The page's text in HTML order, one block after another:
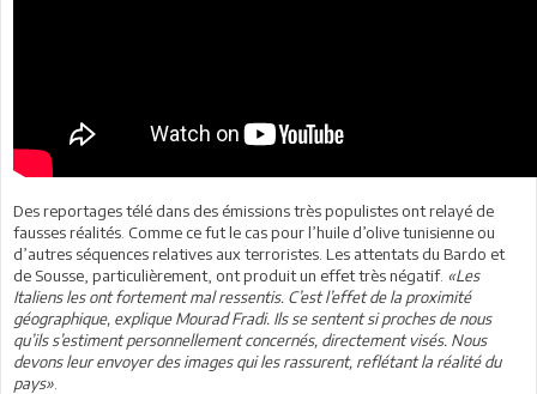
Des reportages télé dans des émissions très populistes ont relayé de
fausses réalités. Comme ce fut le cas pour l’huile d’olive tunisienne ou
d’autres séquences relatives aux terroristes. Les attentats du Bardo et
de Sousse, particulièrement, ont produit un effet très négatif. «Les
Italiens les ont fortement mal ressentis. C’est l’effet de la proximité
géographique, explique Mourad Fradi. Ils se sentent si proches de nous
qu’ils s’estiment personnellement concernés, directement visés. Nous
devons leur envoyer des images qui les rassurent, reflétant la réalité du
pays»